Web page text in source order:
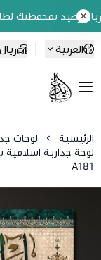
العربية
Ebbdaa art
الرئيسية
لوحات
لوحة جدارية اسلامية
A181